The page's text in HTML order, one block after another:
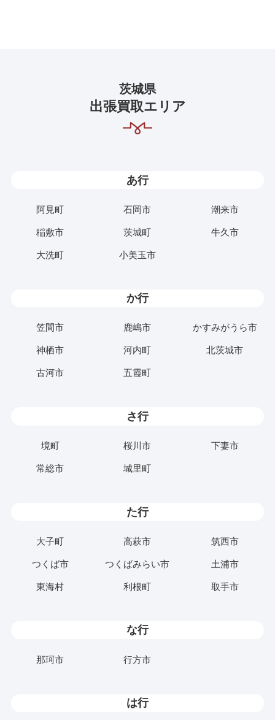
茨城県
出張買取エリア
あ行
阿見町 石岡市 潮来市
稲敷市 茨城町 牛久市
大洗町 小美玉市
か行
笠間市 鹿嶋市 かすみがうら市
神栖市 河内町 北茨城市
古河市 五霞町
さ行
境町 桜川市 下妻市
常総市 城里町
た行
大子町 高萩市 筑西市
つくば市 つくばみらい市 土浦市
東海村 利根町 取手市
な行
那珂市 行方市
は行